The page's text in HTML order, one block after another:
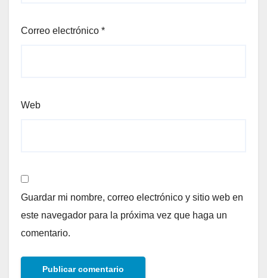
Correo electrónico *
Web
Guardar mi nombre, correo electrónico y sitio web en
este navegador para la próxima vez que haga un
comentario.